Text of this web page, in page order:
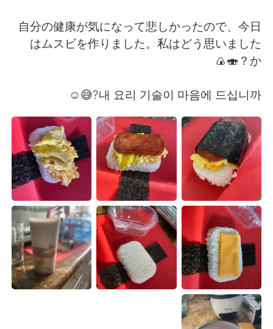
English 简体中文
Deutsch
日本語 한국어
Русский ไทย
Indonesia Italiano
Türkçe Tiếng Việt
Português
自分の健康が気になって悲しかったので、今日
はムスビを作りました。私はどう思いました
か？🍣🍙
내 요리 기술이 마음에 드십니까?😅☺️